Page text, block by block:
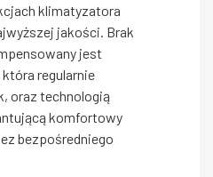
klimatyzatora
jakości. Brak
jest
która regularnie
oraz technologią
komfortowy
bezpośredniego